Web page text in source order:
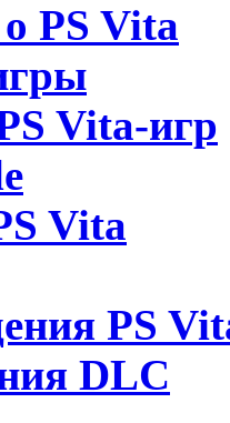
PS Vita
Vita-игр
Vita
PS
DLC